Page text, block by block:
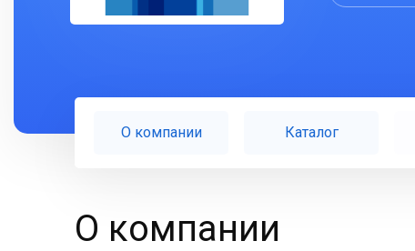
О компании Каталог
О компании